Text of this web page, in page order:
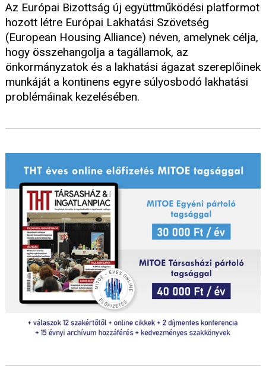
Az Európai Bizottság új együttműködési platformot
hozott létre Európai Lakhatási Szövetség
(European Housing Alliance) néven, amelynek célja,
hogy összehangolja a tagállamok, az
önkormányzatok és a lakhatási ágazat szereplőinek
munkáját a kontinens egyre súlyosbodó lakhatási
problémáinak kezelésében.